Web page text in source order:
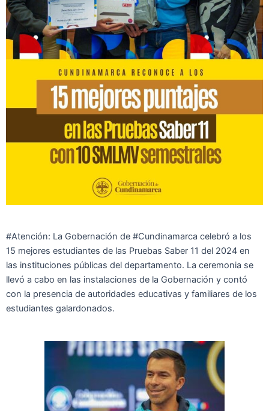
#Atención: La Gobernación de #Cundinamarca celebró a los
15 mejores estudiantes de las Pruebas Saber 11 del 2024 en
las instituciones públicas del departamento. La ceremonia se
llevó a cabo en las instalaciones de la Gobernación y contó
con la presencia de autoridades educativas y familiares de los
estudiantes galardonados.